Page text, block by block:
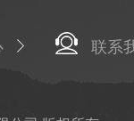
联系